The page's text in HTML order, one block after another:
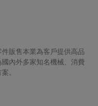
販售本業為客戶提供高品
內外多家知名機械、消費
。